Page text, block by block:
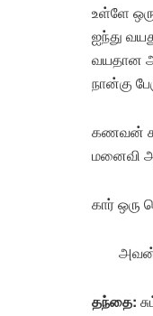
உள்ளே
ஐந்து
வயதான
நான்கு
கணவன்
மனைவி
கார் ஒரு
அவன்
தந்தை: